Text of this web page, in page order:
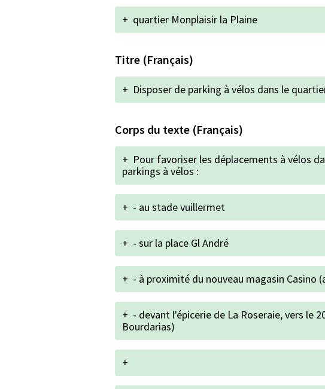
+ quartier Monplaisir la Plaine
Titre (Français)
+ Disposer de parking à vélos dans le
Corps du texte (Français)
+ Pour favoriser les déplacements à vélos
parkings à vélos :
+ - au stade vuillermet
+ - sur la place Gl André
+ - à proximité du nouveau magasin Casino
+ - devant l'épicerie de La Roseraie, vers le
Bourdarias)
+